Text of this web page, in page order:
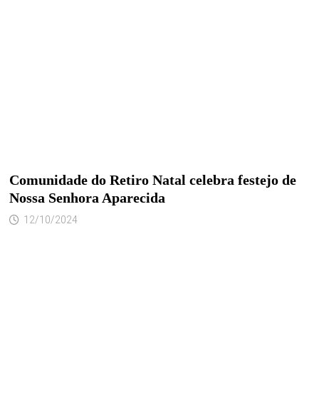
Comunidade do Retiro Natal celebra festejo de
Nossa Senhora Aparecida
12/10/2024